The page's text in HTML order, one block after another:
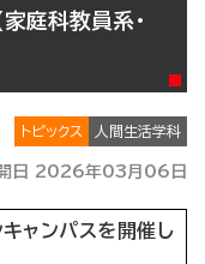
庭科教員系・
トピックス 人間生活学科
日 2026年03月06日
ャンパスを開催し